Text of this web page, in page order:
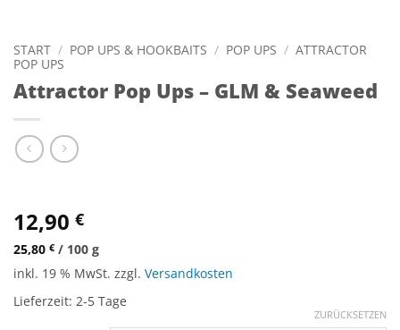
START / POP UPS & HOOKBAITS / POP UPS / ATTRACTOR
POP UPS
Attractor Pop Ups – GLM & Seaweed
12,90 €
25,80 € / 100 g
inkl. 19 % MwSt. zzgl. Versandkosten
Lieferzeit: 2-5 Tage
ZURÜCKSETZEN